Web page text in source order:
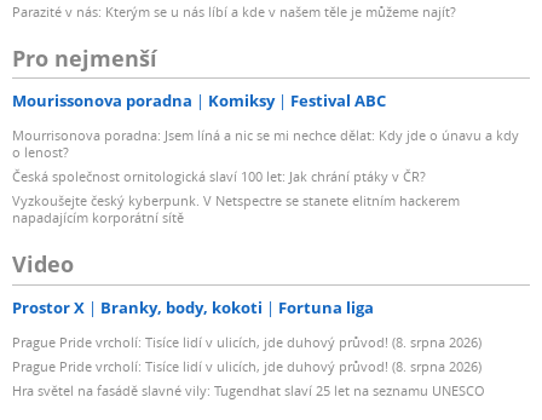
Parazité v nás: Kterým se u nás líbí a kde v našem těle je můžeme najít?
Pro nejmenší
Mourissonova poradna Komiksy Festival ABC
Mourrisonova poradna: Jsem líná a nic se mi nechce dělat: Kdy jde o únavu a kdy
o lenost?
Česká společnost ornitologická slaví 100 let: Jak chrání ptáky v ČR?
Vyzkoušejte český kyberpunk. V Netspectre se stanete elitním hackerem
napadajícím korporátní sítě
Video
Prostor X Branky, body, kokoti Fortuna liga
Prague Pride vrcholí: Tisíce lidí v ulicích, jde duhový průvod! (8. srpna 2026)
Prague Pride vrcholí: Tisíce lidí v ulicích, jde duhový průvod! (8. srpna 2026)
Hra světel na fasádě slavné vily: Tugendhat slaví 25 let na seznamu UNESCO